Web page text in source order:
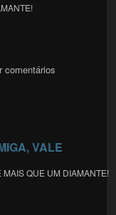
comentários
VALE
QUE UM DIAMANTE!